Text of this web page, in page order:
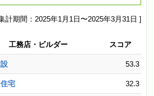
計期間：2025年1月1日〜2025年3月31日 ]
工務店・ビルダー スコア
53.3
宅 32.3